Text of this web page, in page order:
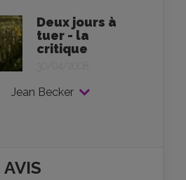
Deux jours à
tuer - la
critique
30/04/2008
Jean Becker
AVIS